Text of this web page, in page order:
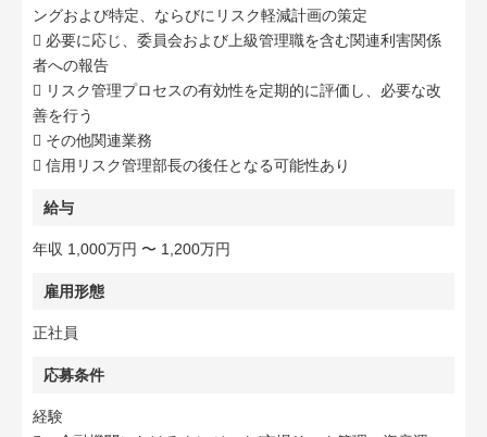
ングおよび特定、ならびにリスク軽減計画の策定
 必要に応じ、委員会および上級管理職を含む関連利害関係
者への報告
 リスク管理プロセスの有効性を定期的に評価し、必要な改
善を行う
 その他関連業務
 信用リスク管理部長の後任となる可能性あり
給与
年収 1,000万円 〜 1,200万円
雇用形態
正社員
応募条件
経験